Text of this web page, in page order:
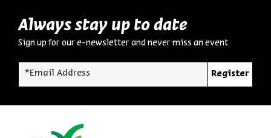
Always stay up to date
Sign up for our e-newsletter and never miss an event
*Email Address Register